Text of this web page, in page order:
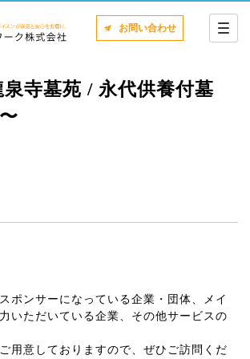
お問い合わせ
寺墓苑 / 永代供養付墓
ポンサーになっている企業・団体、メイ
いただいている企業、その他サービスの
用意しておりますので、ぜひご訪問くだ